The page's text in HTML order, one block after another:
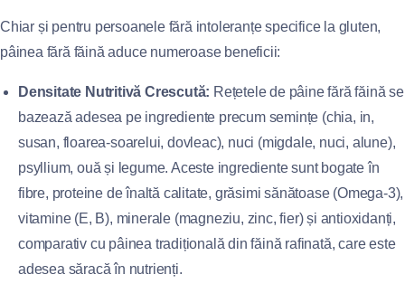
Chiar și pentru persoanele fără intoleranțe specifice la gluten,
pâinea fără făină aduce numeroase beneficii:
Densitate Nutritivă Crescută: Rețetele de pâine fără făină se
bazează adesea pe ingrediente precum semințe (chia, in,
susan, floarea-soarelui, dovleac), nuci (migdale, nuci, alune),
psyllium, ouă și legume. Aceste ingrediente sunt bogate în
fibre, proteine de înaltă calitate, grăsimi sănătoase (Omega-3),
vitamine (E, B), minerale (magneziu, zinc, fier) și antioxidanți,
comparativ cu pâinea tradițională din făină rafinată, care este
adesea săracă în nutrienți.